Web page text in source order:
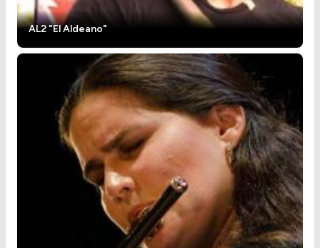
AL2 "El Aldeano"